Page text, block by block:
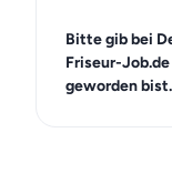
Bitte gib bei
Friseur-
geworden bist.